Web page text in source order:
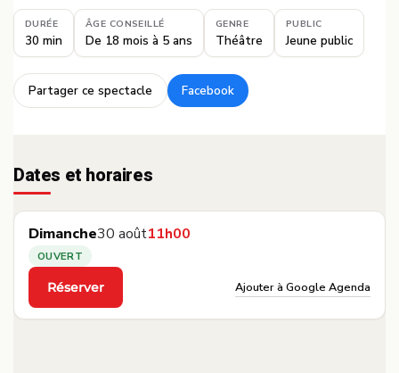
DURÉE
30 min
ÂGE CONSEILLÉ
De 18 mois à 5 ans
GENRE
Théâtre
PUBLIC
Jeune public
Partager ce spectacle
·
Facebook
Dates et horaires
Dimanche30 août11h00
OUVERT
Réserver
·
Ajouter à Google Agenda